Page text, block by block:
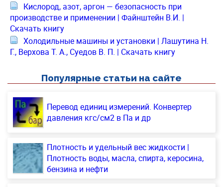
Кислород, азот, аргон — безопасность при
производстве и применении | Файнштейн В.И. |
Скачать книгу
Холодильные машины и установки | Лашутина Н.
Г., Верхова Т. А., Суедов В. П. | Скачать книгу
Популярные статьи на сайте
Перевод единиц измерений. Конвертер
давления кгс/см2 в Па и др
Плотность и удельный вес жидкости |
Плотность воды, масла, спирта, керосина,
бензина и нефти